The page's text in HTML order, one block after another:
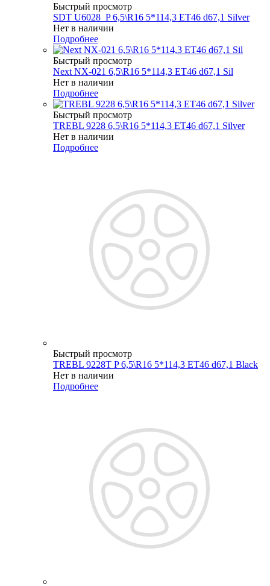
Быстрый просмотр
SDT U6028_P 6,5\R16 5*114,3 ET46 d67,1 Silver
Нет в наличии
Подробнее
Быстрый просмотр
Next NX-021 6,5\R16 5*114,3 ET46 d67,1 Sil
Нет в наличии
Подробнее
Быстрый просмотр
TREBL 9228 6,5\R16 5*114,3 ET46 d67,1 Silver
Нет в наличии
Подробнее
Быстрый просмотр
TREBL 9228T P 6,5\R16 5*114,3 ET46 d67,1 Black
Нет в наличии
Подробнее